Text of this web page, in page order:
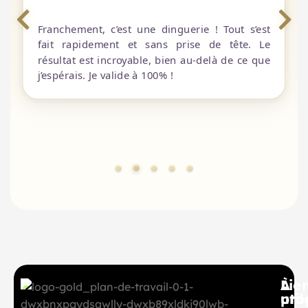
Franchement, c’est une dinguerie ! Tout s’est
fait rapidement et sans prise de tête. Le
résultat est incroyable, bien au-delà de ce que
j’espérais. Je valide à 100% !
À